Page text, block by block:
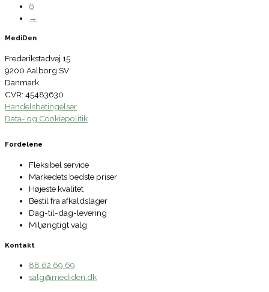
6
→
MediDen
Frederikstadvej 15
9200 Aalborg SV
Danmark
CVR: 45483630
Handelsbetingelser
Data- og Cookiepolitik
Fordelene
Fleksibel service
Markedets bedste priser
Højeste kvalitet
Bestil fra afkaldslager
Dag-til-dag-levering
Miljørigtigt valg
Kontakt
88 62 69 69
salg@mediden.dk